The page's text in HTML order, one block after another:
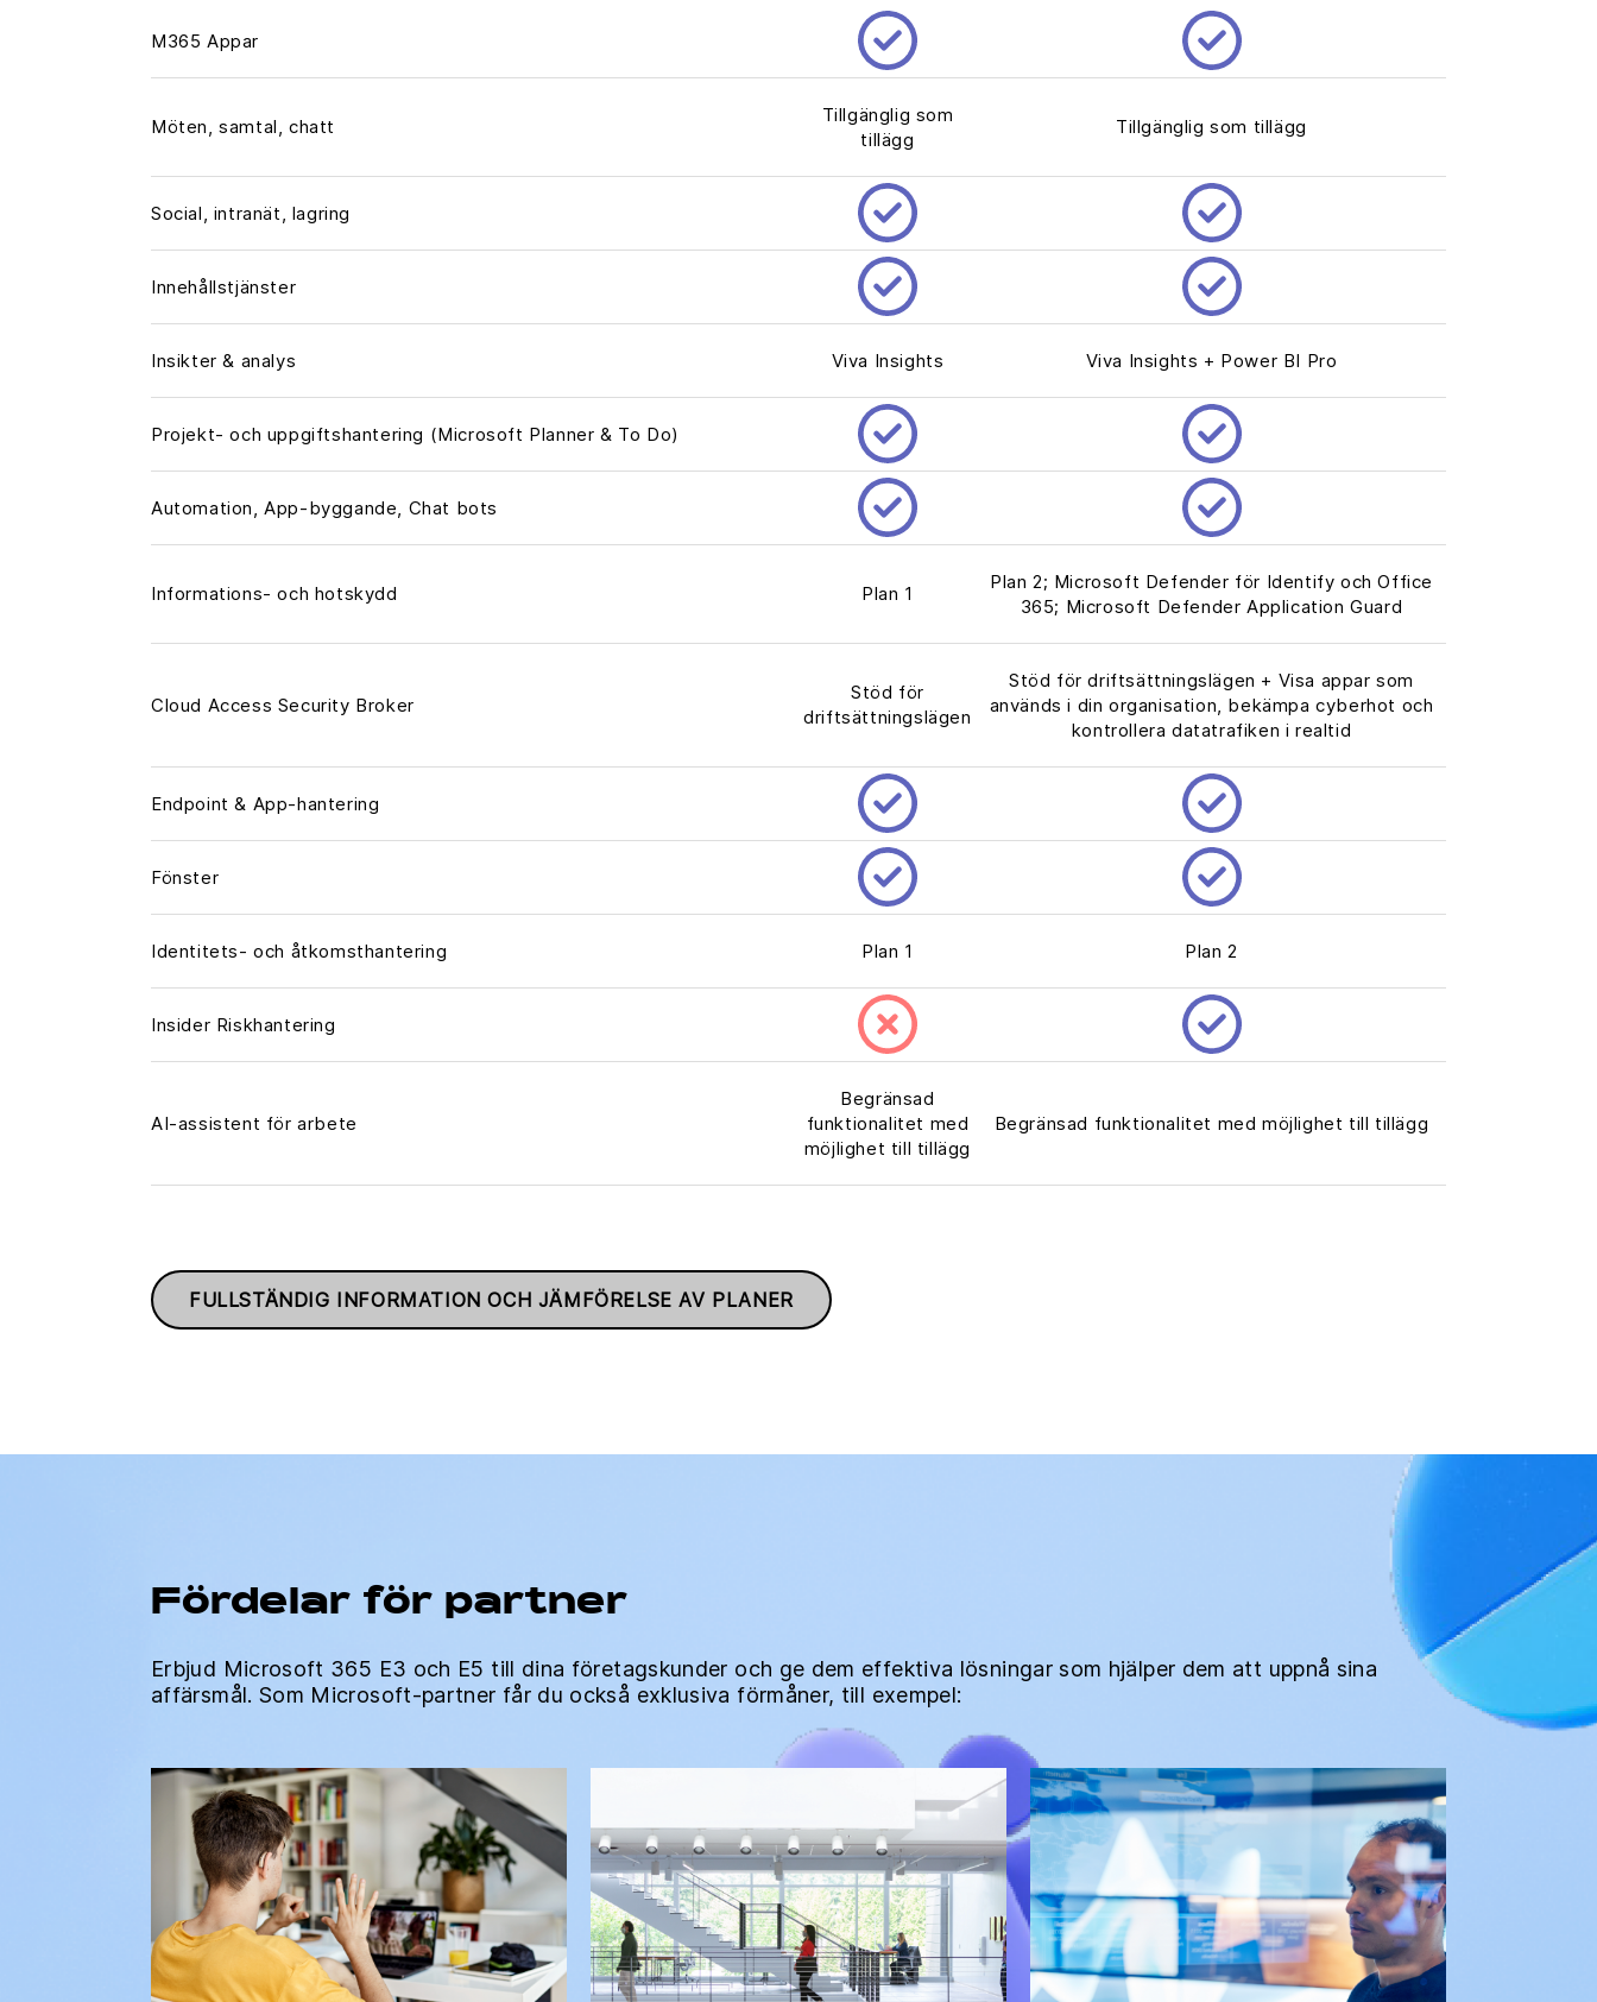
M365 Appar
Möten, samtal, chatt
Tillgänglig som
tillägg
Tillgänglig som tillägg
Social, intranät, lagring
Innehållstjänster
Insikter & analys Viva Insights Viva Insights + Power BI Pro
Projekt- och uppgiftshantering (Microsoft Planner & To Do)
Automation, App-byggande, Chat bots
Informations- och hotskydd Plan 1
Plan 2; Microsoft Defender för Identify och Office
365; Microsoft Defender Application Guard
Cloud Access Security Broker
Stöd för
driftsättningslägen
Stöd för driftsättningslägen + Visa appar som
används i din organisation, bekämpa cyberhot och
kontrollera datatrafiken i realtid
Endpoint & App-hantering
Fönster
Identitets- och åtkomsthantering Plan 1 Plan 2
Insider Riskhantering
AI-assistent för arbete
Begränsad
funktionalitet med
möjlighet till tillägg
Begränsad funktionalitet med möjlighet till tillägg
FULLSTÄNDIG INFORMATION OCH JÄMFÖRELSE AV PLANER
Fördelar för partner
Erbjud Microsoft 365 E3 och E5 till dina företagskunder och ge dem effektiva lösningar som hjälper dem att uppnå sina
affärsmål. Som Microsoft-partner får du också exklusiva förmåner, till exempel: